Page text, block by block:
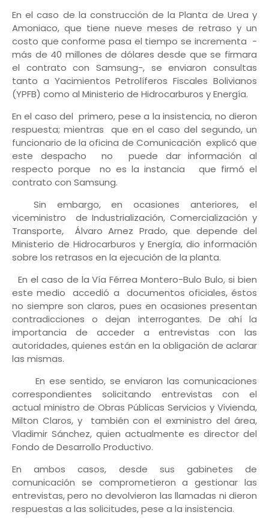
En el caso de la construcción de la Planta de Urea y
Amoniaco, que tiene nueve meses de retraso y un
costo que conforme pasa el tiempo se incrementa -
más de 40 millones de dólares desde que se firmara
el contrato con Samsung-, se enviaron consultas
tanto a Yacimientos Petrolíferos Fiscales Bolivianos
(YPFB) como al Ministerio de Hidrocarburos y Energía.
En el caso del primero, pese a la insistencia, no dieron
respuesta; mientras que en el caso del segundo, un
funcionario de la oficina de Comunicación explicó que
este despacho no puede dar información al
respecto porque no es la instancia que firmó el
contrato con Samsung.
Sin embargo, en ocasiones anteriores, el
viceministro de Industrialización, Comercialización y
Transporte, Álvaro Arnez Prado, que depende del
Ministerio de Hidrocarburos y Energía, dio información
sobre los retrasos en la ejecución de la planta.
En el caso de la Vía Férrea Montero-Bulo Bulo, si bien
este medio accedió a documentos oficiales, éstos
no siempre son claros, pues en ocasiones presentan
contradicciones o dejan interrogantes. De ahí la
importancia de acceder a entrevistas con las
autoridades, quienes están en la obligación de aclarar
las mismas.
En ese sentido, se enviaron las comunicaciones
correspondientes solicitando entrevistas con el
actual ministro de Obras Públicas Servicios y Vivienda,
Milton Claros, y también con el exministro del área,
Vladimir Sánchez, quien actualmente es director del
Fondo de Desarrollo Productivo.
En ambos casos, desde sus gabinetes de
comunicación se comprometieron a gestionar las
entrevistas, pero no devolvieron las llamadas ni dieron
respuestas a las solicitudes, pese a la insistencia.